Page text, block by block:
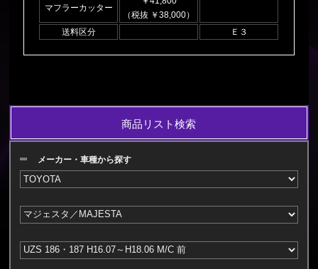
マフラーカッター
（税抜 ￥38,000）
送料区分
Ｅ３
商品リスト検索
メーカー・車種から探す